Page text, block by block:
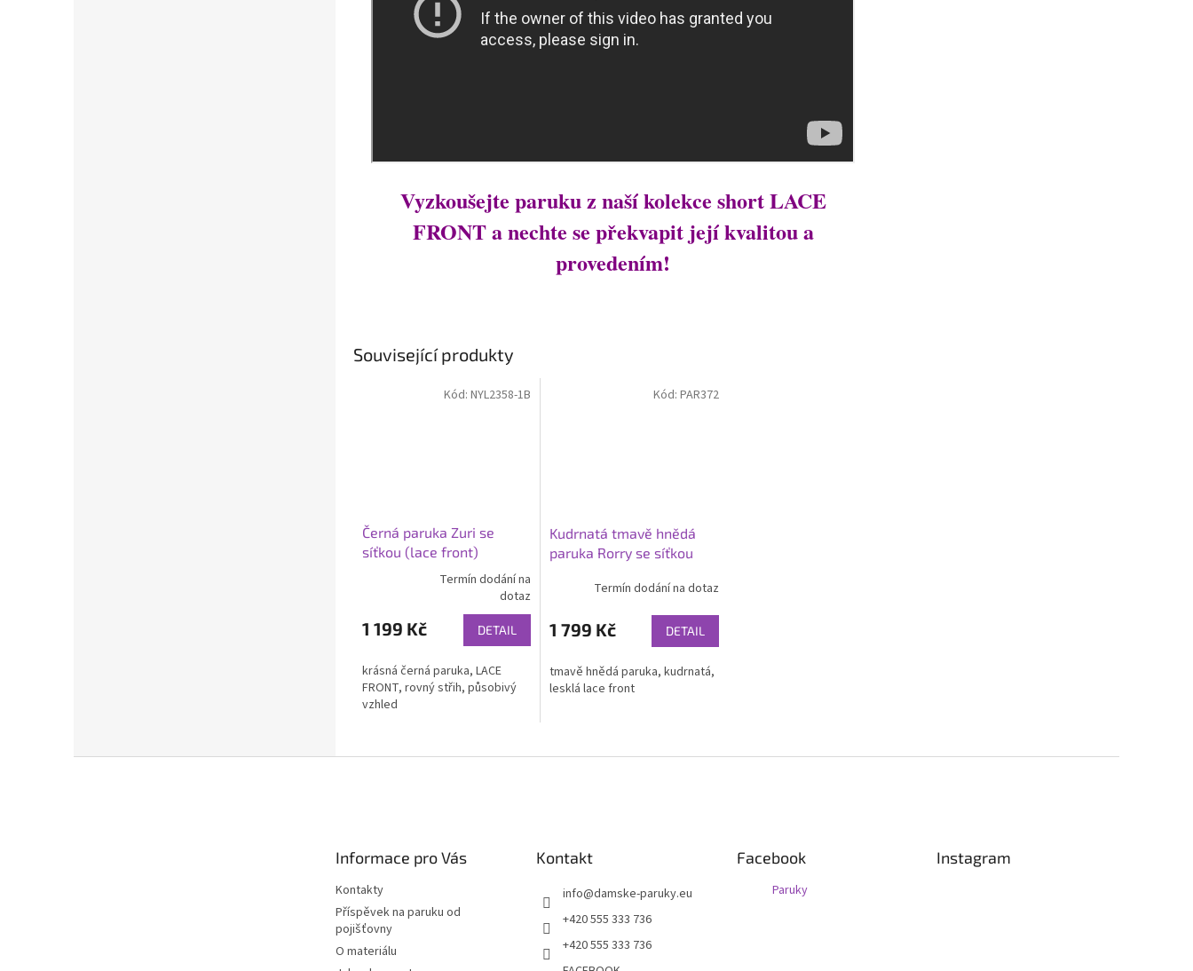
Související produkty
Černá paruka Zuri se
síťkou (lace front)
produktu
je
z
5
hvězdiček.
Termín dodání na
dotaz
1 199 Kč DETAIL
krásná černá paruka, LACE
FRONT, rovný střih, působivý
vzhled
Kód: NYL2358-1B
Kudrnatá tmavě hnědá
paruka Rorry se síťkou
Termín dodání na dotaz
1 799 Kč DETAIL
tmavě hnědá paruka, kudrnatá,
lesklá lace front
Kód: PAR372
Vyzkoušejte paruku z naší kolekce short LACE
FRONT a nechte se překvapit její kvalitou a
provedením!
Informace pro Vás
Kontakty
Příspěvek na paruku od
pojišťovny
O materiálu
Kontakt
info@damske-paruky.eu
+420 555 333 736
+420 555 333 736
Facebook
Paruky
Instagram